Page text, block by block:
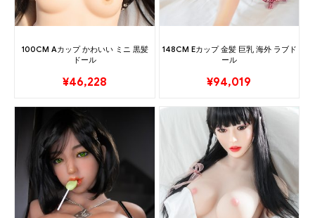
100CM Aカップ かわいい ミニ 黒髪
ドール
¥46,228
148CM Eカップ 金髪 巨乳 海外 ラブド
ール
¥94,019